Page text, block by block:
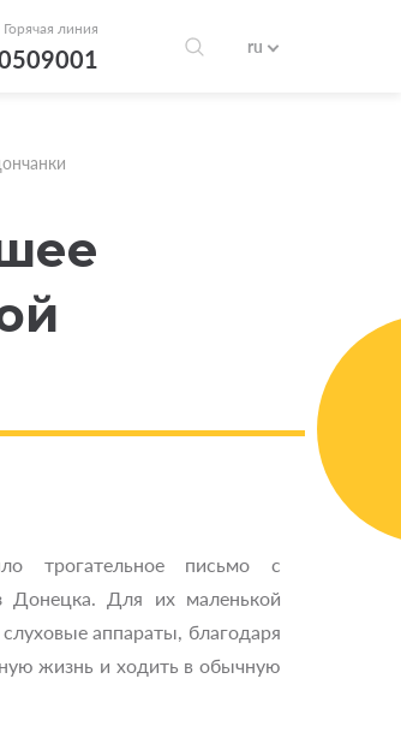
Горячая линия
ru
трогательное письмо с
Донецка. Для их маленькой
аппараты, благодаря
жизнь и ходить в обычную